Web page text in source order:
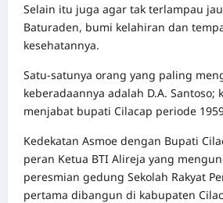
Selain itu juga agar tak terlampau
Baturaden, bumi kelahiran dan
kesehatannya.
Satu-satunya orang yang paling
keberadaannya adalah D.A. Santoso;
menjabat bupati Cilacap periode
Kedekatan Asmoe dengan Bupati
peran Ketua BTI Alireja yang
peresmian gedung Sekolah Rakyat
pertama dibangun di kabupaten